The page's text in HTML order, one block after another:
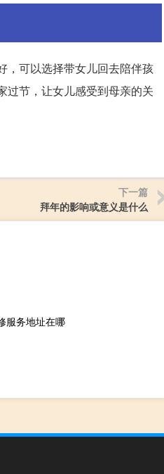
，可以选择带女儿回去陪伴孩
过节，让女儿感受到母亲的关
下一篇
拜年的影响或意义是什么
服务地址在哪